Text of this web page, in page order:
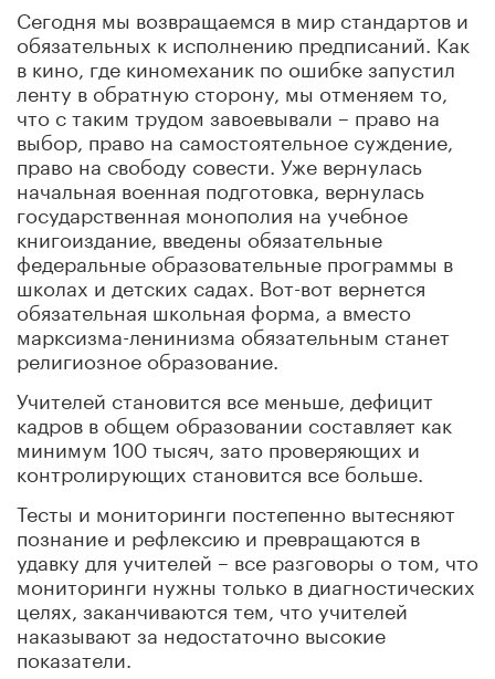
Сегодня мы возвращаемся в мир стандартов и
обязательных к исполнению предписаний. Как
в кино, где киномеханик по ошибке запустил
ленту в обратную сторону, мы отменяем то,
что с таким трудом завоевывали – право на
выбор, право на самостоятельное суждение,
право на свободу совести. Уже вернулась
начальная военная подготовка, вернулась
государственная монополия на учебное
книгоиздание, введены обязательные
федеральные образовательные программы в
школах и детских садах. Вот-вот вернется
обязательная школьная форма, а вместо
марксизма-ленинизма обязательным станет
религиозное образование.
Учителей становится все меньше, дефицит
кадров в общем образовании составляет как
минимум 100 тысяч, зато проверяющих и
контролирующих становится все больше.
Тесты и мониторинги постепенно вытесняют
познание и рефлексию и превращаются в
удавку для учителей – все разговоры о том, что
мониторинги нужны только в диагностических
целях, заканчиваются тем, что учителей
наказывают за недостаточно высокие
показатели.